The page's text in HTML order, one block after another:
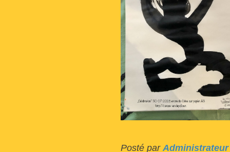
Posté par Administrateur